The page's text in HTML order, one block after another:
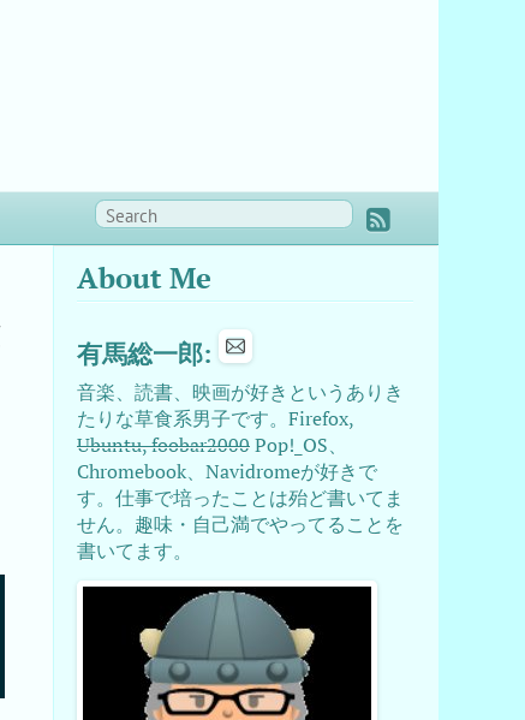
About Me
有馬総一郎:
音楽、読書、映画が好きというありき
たりな草食系男子です。Firefox,
Ubuntu, foobar2000Pop!_OS、
Chromebook、Navidromeが好きで
す。仕事で培ったことは殆ど書いてま
せん。趣味・自己満でやってることを
書いてます。